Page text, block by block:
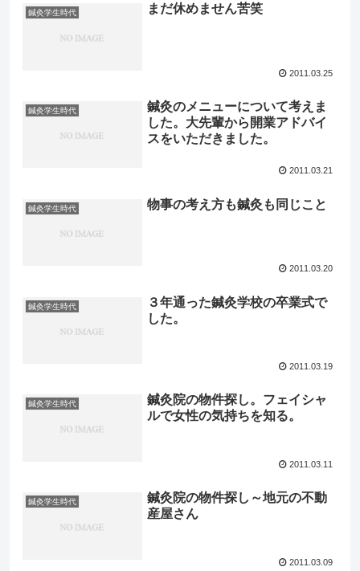
鍼灸学生時代 まだ休めません苦笑
2011.03.25
鍼灸学生時代
鍼灸のメニューについて考えま
した。大先輩から開業アドバイ
スをいただきました。
2011.03.21
鍼灸学生時代 物事の考え方も鍼灸も同じこと
2011.03.20
鍼灸学生時代
３年通った鍼灸学校の卒業式で
した。
2011.03.19
鍼灸学生時代
鍼灸院の物件探し。フェイシャ
ルで女性の気持ちを知る。
2011.03.11
鍼灸学生時代
鍼灸院の物件探し～地元の不動
産屋さん
2011.03.09